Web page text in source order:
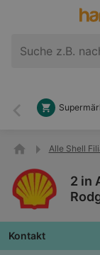
Zurück
Alle Shell
2 in
Kontakt